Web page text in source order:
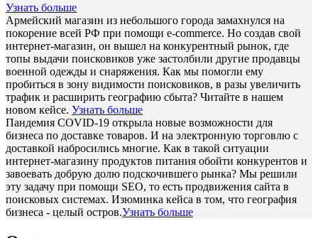
Узнать больше
Армейский магазин из небольшого города замахнулся на
покорение всей РФ при помощи e-commerce. Но создав свой
интернет-магазин, он вышел на конкурентный рынок, где
топы выдачи поисковиков уже застолбили другие продавцы
военной одежды и снаряжения. Как мы помогли ему
пробиться в зону видимости поисковиков, в разы увеличить
трафик и расширить географию сбыта? Читайте в нашем
новом кейсе. Узнать больше
Пандемия COVID-19 открыла новые возможности для
бизнеса по доставке товаров. И на электронную торговлю с
доставкой набросились многие. Как в такой ситуации
интернет-магазину продуктов питания обойти конкурентов и
завоевать добрую долю подскочившего рынка? Мы решили
эту задачу при помощи SEO, то есть продвижения сайта в
поисковых системах. Изюминка кейса в том, что география
бизнеса - целый остров.Узнать больше